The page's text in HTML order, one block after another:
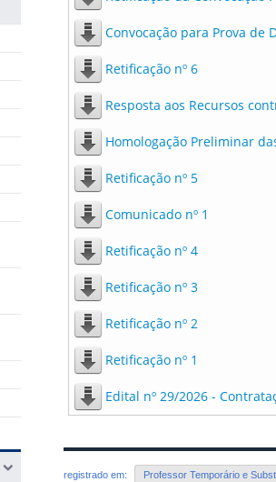
Convocação para Prova de
Retificação nº 6
Resposta aos Recursos
Homologação Preliminar
Retificação nº 5
Comunicado nº 1
Retificação nº 4
Retificação nº 3
Retificação nº 2
Retificação nº 1
Edital nº 29/2026 -
registrado em: Professor Temporário e